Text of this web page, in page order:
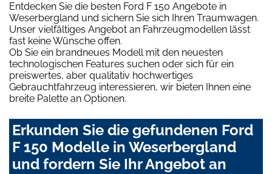
Entdecken Sie die besten Ford F 150 Angebote in
Weserbergland und sichern Sie sich Ihren Traumwagen.
Unser vielfältiges Angebot an Fahrzeugmodellen lässt
fast keine Wünsche offen.
Ob Sie ein brandneues Modell mit den neuesten
technologischen Features suchen oder sich für ein
preiswertes, aber qualitativ hochwertiges
Gebrauchtfahrzeug interessieren, wir bieten Ihnen eine
breite Palette an Optionen.
Erkunden Sie die gefundenen Ford
F 150 Modelle in Weserbergland
und fordern Sie Ihr Angebot an